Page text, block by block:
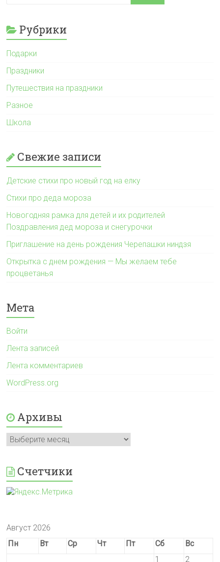
Рубрики
Подарки
Праздники
Путешествия на праздники
Разное
Школа
Свежие записи
Детские стихи про новый год на елку
Стихи про деда мороза
Новогодняя рамка для детей и их родителей
Поздравления дед мороза и снегурочки
Приглашение на день рождения Черепашки ниндзя
Открытка с днем рождения — Мы желаем тебе
процветанья
Мета
Войти
Лента записей
Лента комментариев
WordPress.org
Архивы
Архивы
Счетчики
Август 2026
Пн
Вт Ср Чт Пт Сб
Вс
1
2